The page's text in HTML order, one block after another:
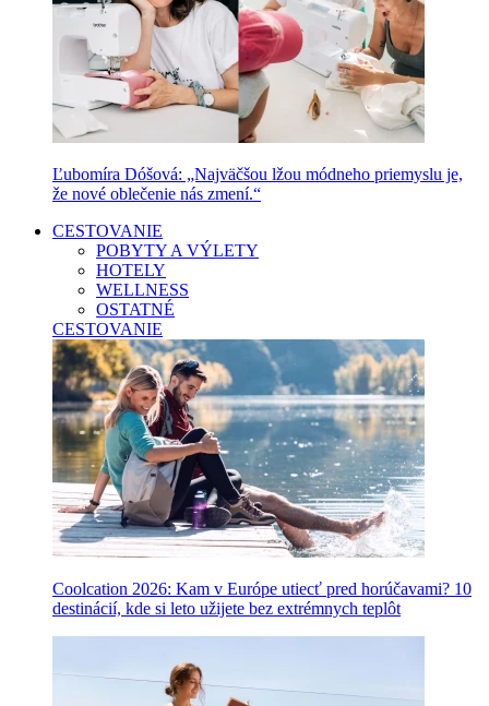
Ľubomíra Dóšová: „Najväčšou lžou módneho priemyslu je,
že nové oblečenie nás zmení.“
CESTOVANIE
POBYTY A VÝLETY
HOTELY
WELLNESS
OSTATNÉ
CESTOVANIE
Coolcation 2026: Kam v Európe utiecť pred horúčavami? 10
destinácií, kde si leto užijete bez extrémnych teplôt